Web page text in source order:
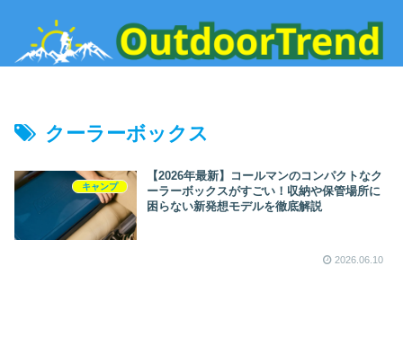
クーラーボックス
キャンプ
【2026年最新】コールマンのコンパクトなク
ーラーボックスがすごい！収納や保管場所に
困らない新発想モデルを徹底解説
2026.06.10